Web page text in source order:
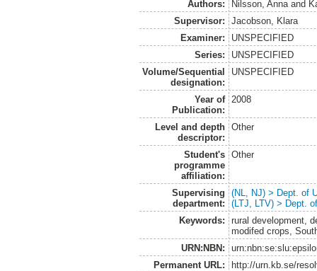
Authors:
Nilsson, Anna and
Supervisor:
Jacobson, Klara
Examiner:
UNSPECIFIED
Series:
UNSPECIFIED
Volume/Sequential
designation:
UNSPECIFIED
Year of
Publication:
2008
Level and depth
descriptor:
Other
Student's
programme
affiliation:
Other
Supervising
department:
(NL, NJ) > Dept. of
(LTJ, LTV) > Dept.
Keywords:
rural development,
modifed crops,
URN:NBN:
Permanent URL:
http://urn.kb.se/